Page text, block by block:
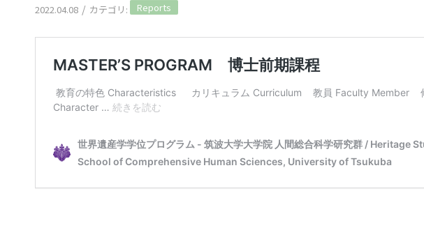
2022.04.08 / カテゴリ: Reports